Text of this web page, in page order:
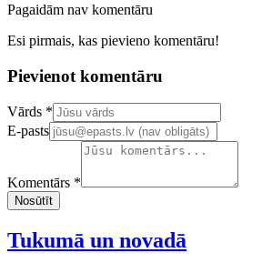
Pagaidām nav komentāru
Esi pirmais, kas pievieno komentāru!
Pievienot komentāru
Confirm your email address
Vārds *
E-pasts
Komentārs *
Nosūtīt
Tukumā un novadā